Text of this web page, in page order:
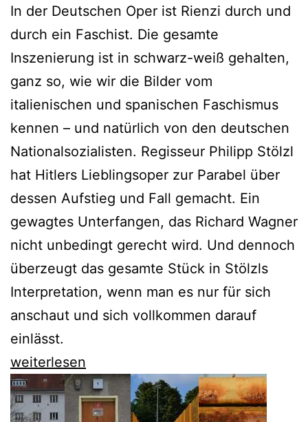
In der Deutschen Oper ist Rienzi durch und
durch ein Faschist. Die gesamte
Inszenierung ist in schwarz-weiß gehalten,
ganz so, wie wir die Bilder vom
italienischen und spanischen Faschismus
kennen – und natürlich von den deutschen
Nationalsozialisten. Regisseur Philipp Stölzl
hat Hitlers Lieblingsoper zur Parabel über
dessen Aufstieg und Fall gemacht. Ein
gewagtes Unterfangen, das Richard Wagner
nicht unbedingt gerecht wird. Und dennoch
überzeugt das gesamte Stück in Stölzls
Interpretation, wenn man es nur für sich
anschaut und sich vollkommen darauf
einlässt.
Der
Rienzi
der
weiterlesen